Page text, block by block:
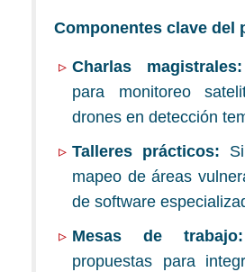
Componentes clave del
Charlas magistrales:
para monitoreo
drones en detección
Talleres prácticos:
mapeo de áreas
de software
Mesas de trabajo:
propuestas para